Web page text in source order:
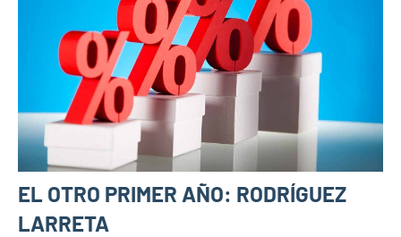
EL OTRO PRIMER AÑO: RODRÍGUEZ
LARRETA